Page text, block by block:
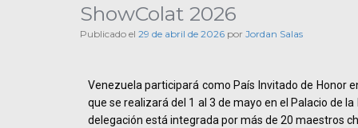
ShowColat 2026
Publicado el 29 de abril de 2026 por Jordan Salas
Venezuela participará como País Invitado de Honor
que se realizará del 1 al 3 de mayo en el Palacio de la
delegación está integrada por más de 20 maestros